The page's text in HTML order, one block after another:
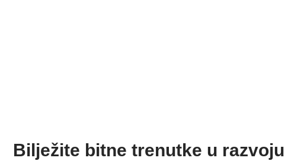
Bilježite bitne trenutke u